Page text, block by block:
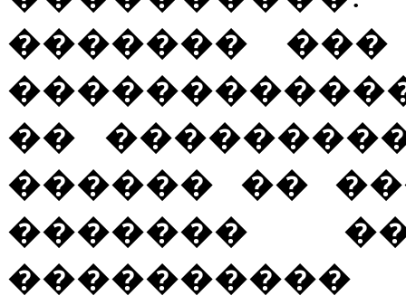
�������
��
������ ��
�������
����������